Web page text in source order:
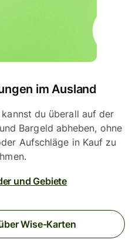
im Ausland
du überall auf der
Bargeld abheben, ohne
Aufschläge in Kauf zu
und Gebiete
Wise-Karten